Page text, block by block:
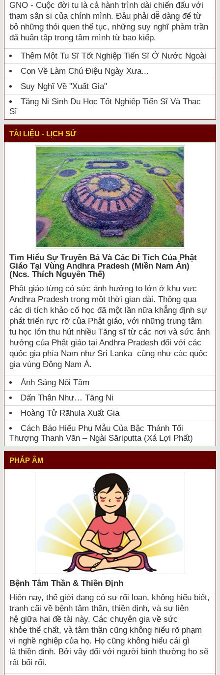
GNO - Cuộc đời tu là cả hành trình dài chiến đấu với
tham sân si của chính mình. Đâu phải dễ dàng để từ
bỏ những thói quen thế tục, những suy nghĩ phàm trần
đã huân tập trong tâm mình từ bao kiếp.
Thêm Một Tu Sĩ Tốt Nghiệp Tiến Sĩ Ở Nước Ngoài
Con Về Làm Chú Điệu Ngày Xưa...
Suy Nghĩ Về "xuất Gia"
Tăng Ni Sinh Du Học Tốt Nghiệp Tiến Sĩ Và Thạc
Sĩ
TÀI LIỆU - LỊCH SỬ
Tìm Hiểu Sự Truyền Bá Và Các Di Tích Của Phật
Giáo Tại Vùng Andhra Pradesh (miền Nam Ấn)
(ncs. Thích Nguyên Thế)
Phật giáo từng có sức ảnh hưởng to lớn ở khu vực
Andhra Pradesh trong một thời gian dài. Thông qua
các di tích khảo cổ học đã một lần nữa khẳng định sự
phát triển rực rỡ của Phật giáo, với những trung tâm
tu học lớn thu hút nhiều Tăng sĩ từ các nơi và sức ảnh
hưởng của Phật giáo tại Andhra Pradesh đối với các
quốc gia phía Nam như Sri Lanka cũng như các quốc
gia vùng Đông Nam Á.
Ánh Sáng Nội Tâm
Dấn Thân Như… Tăng Ni
Hoàng Tử Rāhula Xuất Gia
Cách Báo Hiếu Phụ Mẫu Của Bậc Thánh Tối
Thượng Thanh Văn – Ngài Sāriputta (Xá Lợi Phất)
PHÁP ÂM
Bệnh Tâm Thần & Thiền Định
Hiện nay, thế giới đang có sự rối loạn, không hiểu biết,
tranh cãi về bệnh tâm thần, thiền định, và sự liên
hệ giữa hai đề tài này. Các chuyên gia về sức
khỏe thể chất, và tâm thần cũng không hiểu rõ phạm
vi nghề nghiệp của họ. Họ cũng không hiểu cái gì
là thiền định. Bởi vậy đối với người bình thường họ sẽ
rất bối rối.